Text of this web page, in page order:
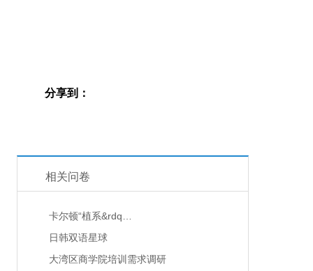
分享到：
相关问卷
卡尔顿“植系&rdq…
日韩双语星球
大湾区商学院培训需求调研